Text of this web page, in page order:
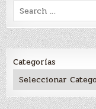
Search
for:
Categorías